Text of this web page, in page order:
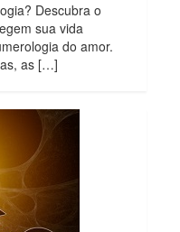
Descubra o
sua vida
do amor.
as […]